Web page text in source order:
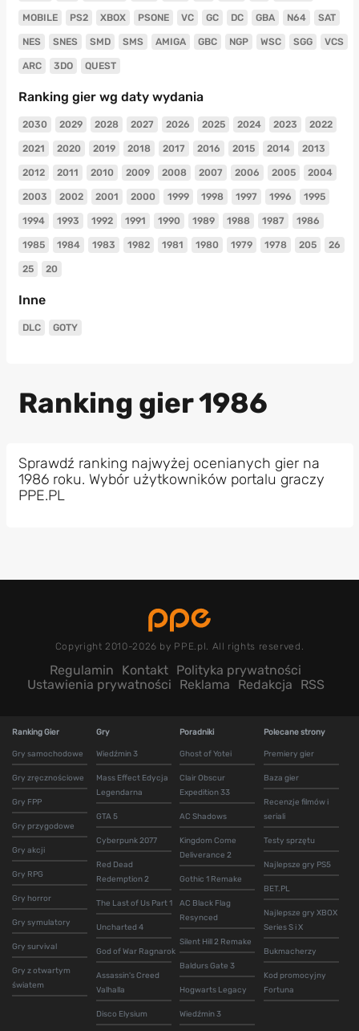
MOBILE PS2 XBOX PSONE VC GC DC GBA N64 SAT
NES SNES SMD SMS AMIGA GBC NGP WSC SGG VCS
ARC 3DO QUEST
Ranking gier wg daty wydania
2030 2029 2028 2027 2026 2025 2024 2023 2022
2021 2020 2019 2018 2017 2016 2015 2014 2013
2012 2011 2010 2009 2008 2007 2006 2005 2004
2003 2002 2001 2000 1999 1998 1997 1996 1995
1994 1993 1992 1991 1990 1989 1988 1987 1986
1985 1984 1983 1982 1981 1980 1979 1978 205 26
25 20
Inne
DLC GOTY
Ranking gier 1986
Sprawdź ranking najwyżej ocenianych gier na
1986 roku. Wybór użytkowników portalu graczy
PPE.PL
Copyright 2010-2026 by PPE.pl. All rights reserved.
Regulamin Kontakt Polityka prywatności
Ustawienia prywatności
Reklama Redakcja RSS
Ranking Gier
Gry samochodowe
Gry zręcznościowe
Gry FPP
Gry przygodowe
Gry akcji
Gry RPG
Gry horror
Gry symulatory
Gry survival
Gry z otwartym
światem
Gry
Wiedźmin 3
Mass Effect Edycja
Legendarna
GTA 5
Cyberpunk 2077
Red Dead
Redemption 2
The Last of Us Part 1
Uncharted 4
God of War Ragnarok
Assassin's Creed
Valhalla
Disco Elysium
Poradniki
Ghost of Yotei
Clair Obscur
Expedition 33
AC Shadows
Kingdom Come
Deliverance 2
Gothic 1 Remake
AC Black Flag
Resynced
Silent Hill 2 Remake
Baldurs Gate 3
Hogwarts Legacy
Wiedźmin 3
Polecane strony
Premiery gier
Baza gier
Recenzje filmów i
seriali
Testy sprzętu
Najlepsze gry PS5
BET.PL
Najlepsze gry XBOX
Series S i X
Bukmacherzy
Kod promocyjny
Fortuna